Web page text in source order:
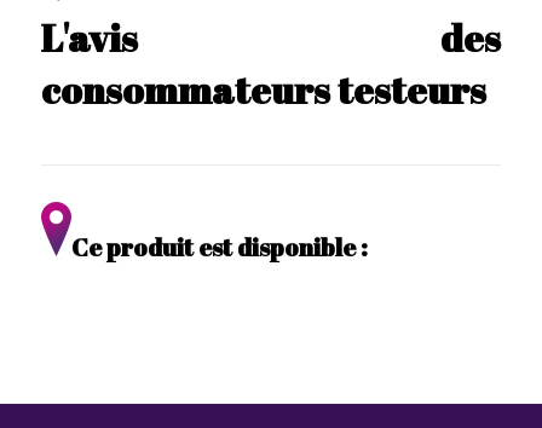
L'avis des
consommateurs testeurs
Ce produit est disponible :